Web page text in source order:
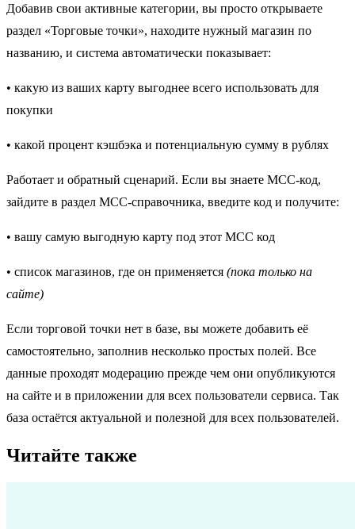
Добавив свои активные категории, вы просто открываете
раздел «Торговые точки», находите нужный магазин по
названию, и система автоматически показывает:
• какую из ваших карту выгоднее всего использовать для
покупки
• какой процент кэшбэка и потенциальную сумму в рублях
Работает и обратный сценарий. Если вы знаете MCC-код,
зайдите в раздел MCC-справочника, введите код и получите:
• вашу самую выгодную карту под этот MCC код
• список магазинов, где он применяется (пока только на
сайте)
Если торговой точки нет в базе, вы можете добавить её
самостоятельно, заполнив несколько простых полей. Все
данные проходят модерацию прежде чем они опубликуются
на сайте и в приложении для всех пользователи сервиса. Так
база остаётся актуальной и полезной для всех пользователей.
Читайте также